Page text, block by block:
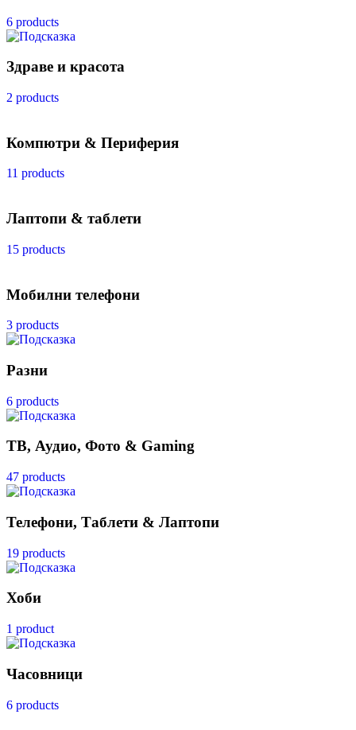
6 products
Здраве и красота
2 products
Компютри & Периферия
11 products
Лаптопи & таблети
15 products
Мобилни телефони
3 products
Разни
6 products
ТВ, Аудио, Фото & Gaming
47 products
Телефони, Таблети & Лаптопи
19 products
Хоби
1 product
Часовници
6 products